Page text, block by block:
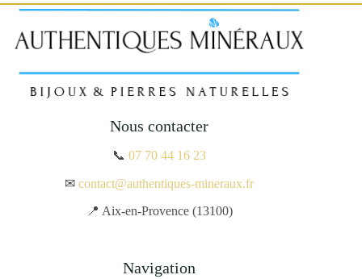
Nous contacter
📞07 70 44 16 23
✉contact@authentiques-mineraux.fr
📍 Aix-en-Provence (13100)
Navigation